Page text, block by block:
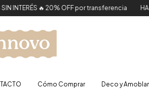
🔥 20% OFF por transferencia HASTA 6
Cómo Comprar Deco y